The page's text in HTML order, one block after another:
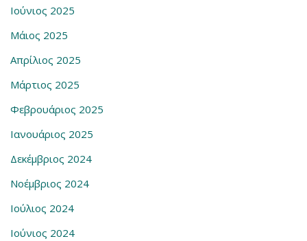
Ιούνιος 2025
Μάιος 2025
Απρίλιος 2025
Μάρτιος 2025
Φεβρουάριος 2025
Ιανουάριος 2025
Δεκέμβριος 2024
Νοέμβριος 2024
Ιούλιος 2024
Ιούνιος 2024